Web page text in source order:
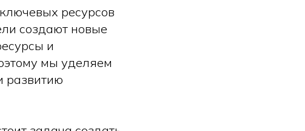
ресурсов
создают новые
и
мы уделяем
развитию